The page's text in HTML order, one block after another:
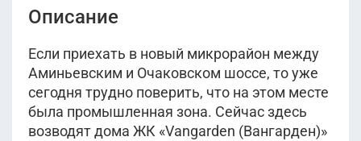
Описание
Если приехать в новый микрорайон между
Аминьевским и Очаковском шоссе, то уже
сегодня трудно поверить, что на этом месте
была промышленная зона. Сейчас здесь
возводят дома ЖК «Vangarden (Вангарден)»